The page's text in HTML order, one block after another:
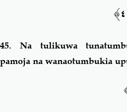
45. Na tulikuwa
pamoja na wanaotumbukia